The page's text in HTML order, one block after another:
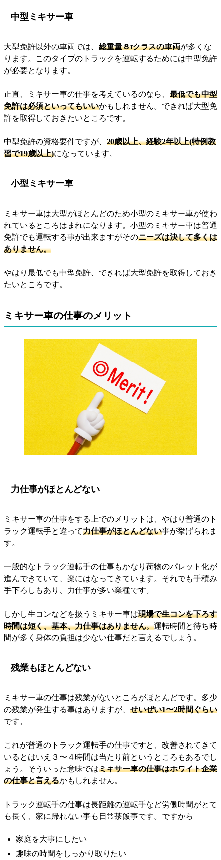
中型ミキサー車
大型免許以外の車両では、 総重量８tクラスの車両が多くな
ります。このタイプのトラックを運転するためには中型免許
が必要となります。
正直、ミキサー車の仕事を考えているのなら、 最低でも中型
免許は必須といってもいいかもしれません。できれば大型免
許を取得しておきたいところです。
中型免許の資格要件ですが、 20歳以上、経験2年以上(特例教
習で19歳以上)になっています。
小型ミキサー車
ミキサー車は大型がほとんどのため小型のミキサー車が使わ
れているところはまれになります。小型のミキサー車は普通
免許でも運転する事が出来ますがそのニーズは決して多くは
ありません。
やはり最低でも中型免許、できれば大型免許を取得しておき
たいところです。
ミキサー車の仕事のメリット
力仕事がほとんどない
ミキサー車の仕事をする上でのメリットは、やはり普通のト
ラック運転手と違って力仕事がほとんどない事が挙げられま
す。
一般的なトラック運転手の仕事もかなり荷物のパレット化が
進んできていて、楽にはなってきています。それでも手積み
手下ろしもあり、力仕事が多い業種です。
しかし生コンなどを扱うミキサー車は現場で生コンを下ろす
時間は短く、基本、力仕事はありません。運転時間と待ち時
間が多く身体の負担は少ない仕事だと言えるでしょう。
残業もほとんどない
ミキサー車の仕事は残業がないところがほとんどです。多少
の残業が発生する事はありますが、 せいぜい1〜2時間ぐらい
です。
これが普通のトラック運転手の仕事ですと、改善されてきて
いるとはいえ３〜４時間は当たり前というところもあるでし
ょう。そういった意味ではミキサー車の仕事はホワイト企業
の仕事と言えるかもしれません。
トラック運転手の仕事は長距離の運転手など労働時間がとて
も長く、家に帰れない事も日常茶飯事です。ですから
家庭を大事にしたい
趣味の時間をしっかり取りたい